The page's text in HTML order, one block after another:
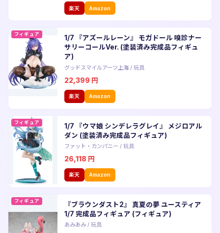
楽天 Amazon
フィギュア
1/7 『アズールレーン』 モガドール 嗅診ナー
サリーコールVer. (塗装済み完成品フィギュ
ア)
グッドスマイルアーツ上海/ 玩具
22,399 円
楽天 Amazon
フィギュア
1/7 『ウマ娘 シンデレラグレイ』 メジロアル
ダン (塗装済み完成品フィギュア)
ファット・カンパニー / 玩具
26,118 円
楽天 Amazon
フィギュア
『ブラウンダスト2』 真夏の夢 ユースティア
1/7 完成品フィギュア (フィギュア)
あみあみ/ 玩具